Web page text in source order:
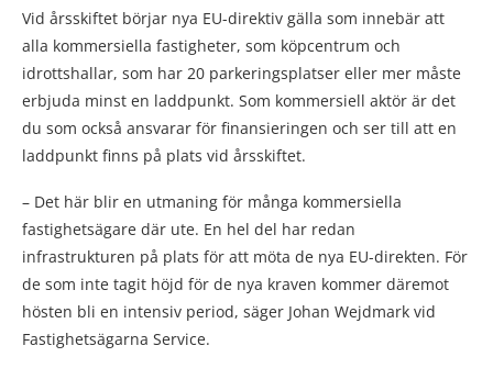
Vid årsskiftet börjar nya EU-direktiv gälla som innebär att
alla kommersiella fastigheter, som köpcentrum och
idrottshallar, som har 20 parkeringsplatser eller mer måste
erbjuda minst en laddpunkt. Som kommersiell aktör är det
du som också ansvarar för finansieringen och ser till att en
laddpunkt finns på plats vid årsskiftet.
– Det här blir en utmaning för många kommersiella
fastighetsägare där ute. En hel del har redan
infrastrukturen på plats för att möta de nya EU-direkten. För
de som inte tagit höjd för de nya kraven kommer däremot
hösten bli en intensiv period, säger Johan Wejdmark vid
Fastighetsägarna Service.